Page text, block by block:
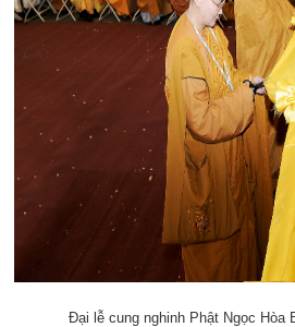
Đại lễ cung nghinh Phật Ngọc Hòa